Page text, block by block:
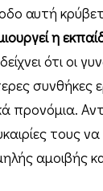
αυτή
η
ότι οι
συνθήκες
προνόμια.
τους να
αμοιβής